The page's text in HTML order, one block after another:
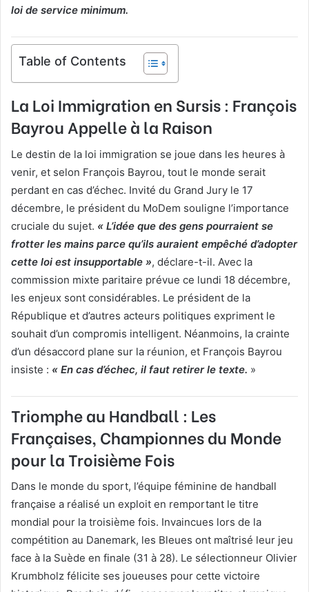
loi de service minimum.
Table of Contents
La Loi Immigration en Sursis : François
Bayrou Appelle à la Raison
Le destin de la loi immigration se joue dans les heures à
venir, et selon François Bayrou, tout le monde serait
perdant en cas d’échec. Invité du Grand Jury le 17
décembre, le président du MoDem souligne l’importance
cruciale du sujet. « L’idée que des gens pourraient se
frotter les mains parce qu’ils auraient empêché d’adopter
cette loi est insupportable », déclare-t-il. Avec la
commission mixte paritaire prévue ce lundi 18 décembre,
les enjeux sont considérables. Le président de la
République et d’autres acteurs politiques expriment le
souhait d’un compromis intelligent. Néanmoins, la crainte
d’un désaccord plane sur la réunion, et François Bayrou
insiste : « En cas d’échec, il faut retirer le texte. »
Triomphe au Handball : Les
Françaises, Championnes du Monde
pour la Troisième Fois
Dans le monde du sport, l’équipe féminine de handball
française a réalisé un exploit en remportant le titre
mondial pour la troisième fois. Invaincues lors de la
compétition au Danemark, les Bleues ont maîtrisé leur jeu
face à la Suède en finale (31 à 28). Le sélectionneur Olivier
Krumbholz félicite ses joueuses pour cette victoire